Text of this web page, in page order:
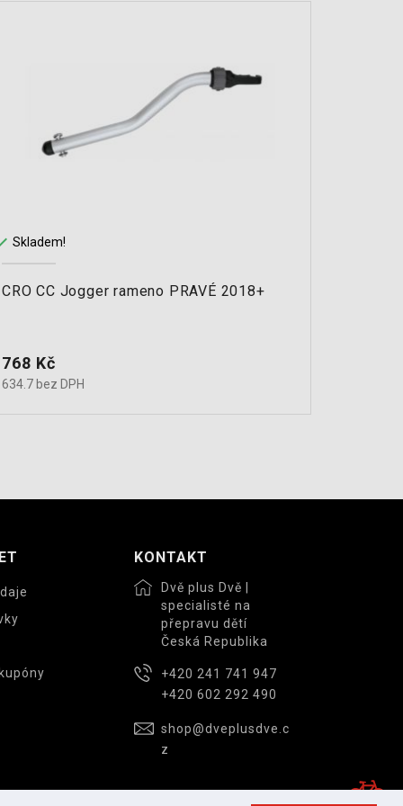
Skladem!
CRO CC Jogger rameno PRAVÉ 2018+
Cena
768 Kč
634.7 bez DPH
KONTAKT
Dvě plus Dvě |
specialisté na
přepravu dětí
Česká Republika
+420 241 741 947
+420 602 292 490
shop@dveplusdve.c
z